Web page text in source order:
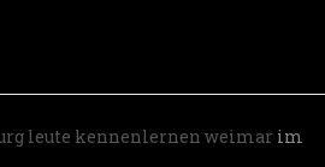
leute kennenlernen weimar im